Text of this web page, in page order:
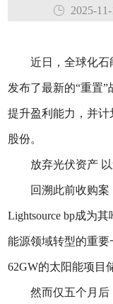
2025-
近日，全球化石
发布了最新的“重置
提升盈利能力，并计
股份。
放弃光伏资产
回溯此前收购案
Lightsource bp成为
能源领域转型的重要
62GW的太阳能项目
然而仅五个月后